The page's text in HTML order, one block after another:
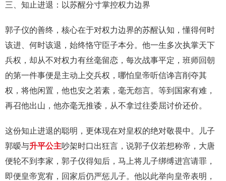
三、知止进退：以苏醒分寸掌控权力边界
郭子仪的善终，核心在于对权力边界的苏醒认知，懂得何时
该进、何时该退，始终恪守臣子本分。他一生多次执掌天下
兵权，却从不对权力有丝毫留恋，每次战事平定，班师回朝
的第一件事便是主动上交兵权，哪怕皇帝听信谗言削夺其
权，将他闲置，他也安之若素，毫无怨言。等到国家有难，
再召他出山，他亦毫无推诿，从不拿过往委屈讨价还价。
这份知止进退的聪明，更体现在对皇权的绝对敬畏中。儿子
郭暧与升平公主吵架时口出狂言，说郭子仪若想称帝，大唐
便轮不到李家，郭子仪得知后，马上将儿子绑缚进宫请罪，
即便皇帝宽宥，回家后仍严惩儿子。他以此举向皇帝表明，